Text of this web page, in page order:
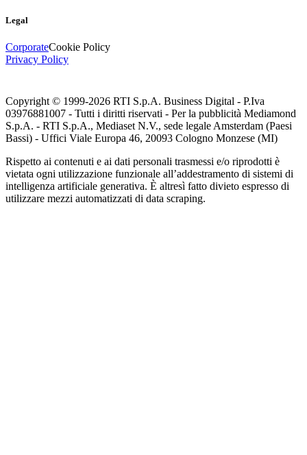
Legal
CorporateCookie Policy
Privacy Policy
Copyright © 1999-2026 RTI S.p.A. Business Digital - P.Iva
03976881007 - Tutti i diritti riservati - Per la pubblicità Mediamond
S.p.A. - RTI S.p.A., Mediaset N.V., sede legale Amsterdam (Paesi
Bassi) - Uffici Viale Europa 46, 20093 Cologno Monzese (MI)
Rispetto ai contenuti e ai dati personali trasmessi e/o riprodotti è
vietata ogni utilizzazione funzionale all’addestramento di sistemi di
intelligenza artificiale generativa. È altresì fatto divieto espresso di
utilizzare mezzi automatizzati di data scraping.